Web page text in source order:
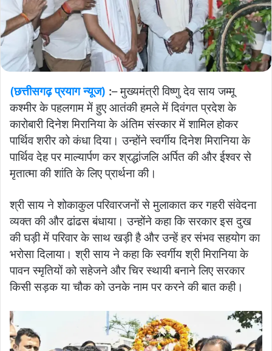
(छत्तीसगढ़ प्रयाग न्यूज) :– मुख्यमंत्री विष्णु देव साय जम्मू
कश्मीर के पहलगाम में हुए आतंकी हमले में दिवंगत प्रदेश के
कारोबारी दिनेश मिरानिया के अंतिम संस्कार में शामिल होकर
पार्थिव शरीर को कंधा दिया। उन्होंने स्वर्गीय दिनेश मिरानिया के
पार्थिव देह पर माल्यार्पण कर श्रद्धांजलि अर्पित की और ईश्वर से
मृतात्मा की शांति के लिए प्रार्थना की।
श्री साय ने शोकाकुल परिवारजनों से मुलाकात कर गहरी संवेदना
व्यक्त की और ढांढस बंधाया। उन्होंने कहा कि सरकार इस दुख
की घड़ी में परिवार के साथ खड़ी है और उन्हें हर संभव सहयोग का
भरोसा दिलाया। श्री साय ने कहा कि स्वर्गीय श्री मिरानिया के
पावन स्मृतियों को सहेजने और चिर स्थायी बनाने लिए सरकार
किसी सड़क या चौक को उनके नाम पर करने की बात कही।